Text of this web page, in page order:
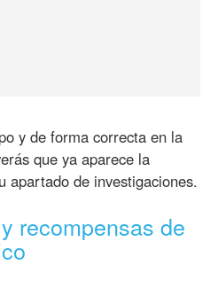
y de forma correcta en la
que ya aparece la
apartado de investigaciones.
recompensas de